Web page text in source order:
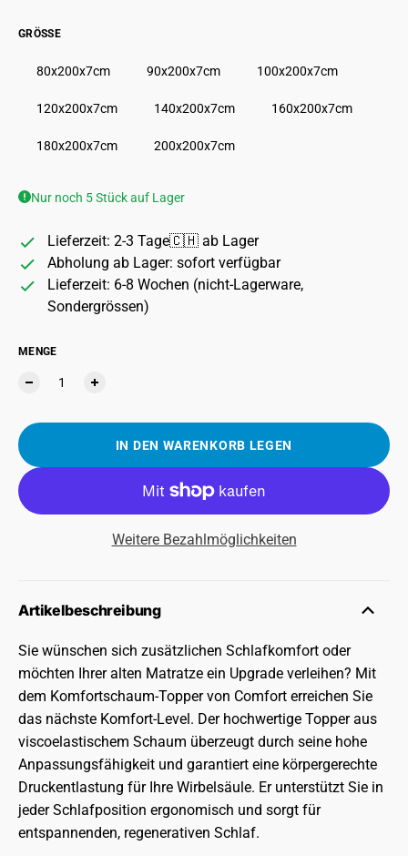
GRÖSSE
80x200x7cm 90x200x7cm 100x200x7cm
120x200x7cm 140x200x7cm 160x200x7cm
180x200x7cm 200x200x7cm
Nur noch 5 Stück auf Lager
Lieferzeit: 2-3 Tage🇨🇭 ab Lager
Abholung ab Lager: sofort verfügbar
Lieferzeit: 6-8 Wochen (nicht-Lagerware,
Sondergrössen)
MENGE
IN DEN WARENKORB LEGEN
Weitere Bezahlmöglichkeiten
Artikelbeschreibung
Sie wünschen sich zusätzlichen Schlafkomfort oder
möchten Ihrer alten Matratze ein Upgrade verleihen? Mit
dem Komfortschaum-Topper von Comfort erreichen Sie
das nächste Komfort-Level. Der hochwertige Topper aus
viscoelastischem Schaum überzeugt durch seine hohe
Anpassungsfähigkeit und garantiert eine körpergerechte
Druckentlastung für Ihre Wirbelsäule. Er unterstützt Sie in
jeder Schlafposition ergonomisch und sorgt für
entspannenden, regenerativen Schlaf.